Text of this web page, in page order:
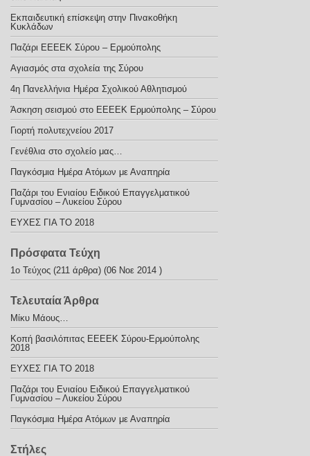
Εκπαιδευτική επίσκεψη στην Πινακοθήκη
Κυκλάδων
Παζάρι ΕΕΕΕΚ Σύρου – Ερμούπολης
Αγιασμός στα σχολεία της Σύρου
4η Πανελλήνια Ημέρα Σχολικού Αθλητισμού
Άσκηση σεισμού στο ΕΕΕΕΚ Ερμούπολης – Σύρου
Γιορτή πολυτεχνείου 2017
Γενέθλια στο σχολείο μας…
Παγκόσμια Ημέρα Ατόμων με Αναπηρία
Παζάρι του Ενιαίου Ειδικού Επαγγελματικού
Γυμνασίου – Λυκείου Σύρου
ΕΥΧΕΣ ΓΙΑ ΤΟ 2018
Πρόσφατα Τεύχη
1ο Τεύχος (211 άρθρα) (06 Νοε 2014 )
Τελευταία Άρθρα
Μίκυ Μάους…
Κοπή βασιλόπιτας ΕΕΕΕΚ Σύρου-Ερμούπολης
2018
ΕΥΧΕΣ ΓΙΑ ΤΟ 2018
Παζάρι του Ενιαίου Ειδικού Επαγγελματικού
Γυμνασίου – Λυκείου Σύρου
Παγκόσμια Ημέρα Ατόμων με Αναπηρία
Στήλες